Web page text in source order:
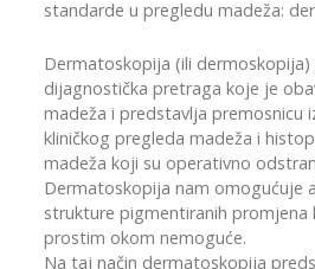
standarde u pregledu madeža:
Dermatoskopija (ili dermoskopija)
dijagnostička pretraga koje je
madeža i predstavlja premosnicu
kliničkog pregleda madeža i
madeža koji su operativno
Dermatoskopija nam omogućuje
strukture pigmentiranih promjena
prostim okom nemoguće.
Na taj način dermatoskopija